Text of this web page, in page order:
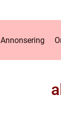
Annonsering